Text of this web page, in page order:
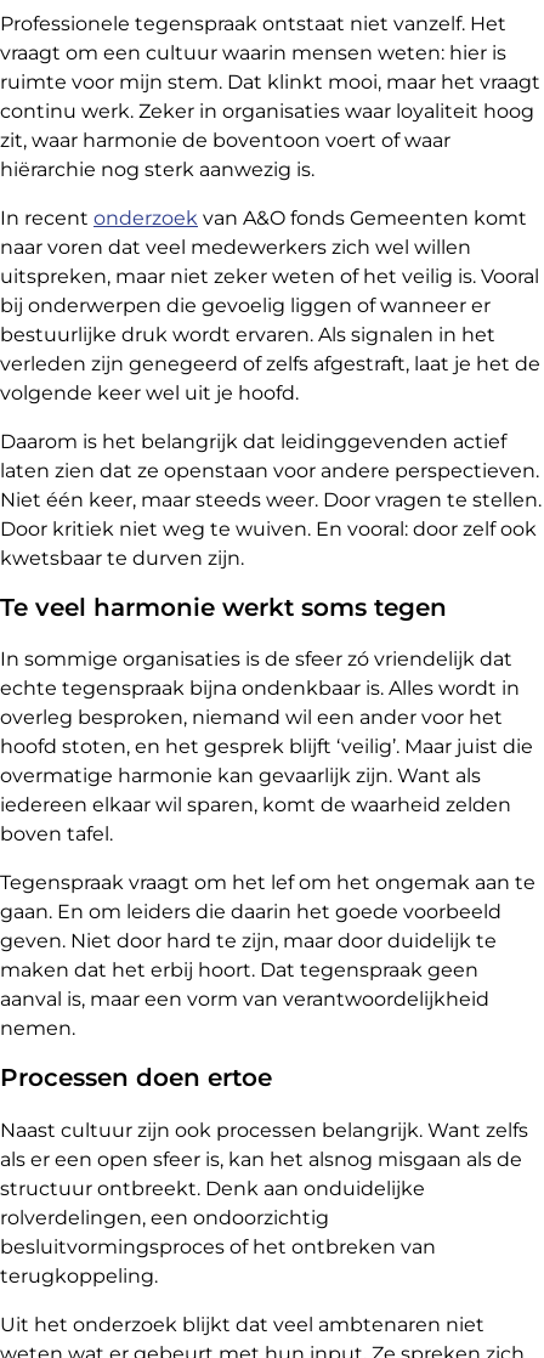
Professionele tegenspraak ontstaat niet vanzelf. Het
vraagt om een cultuur waarin mensen weten: hier is
ruimte voor mijn stem. Dat klinkt mooi, maar het vraagt
continu werk. Zeker in organisaties waar loyaliteit hoog
zit, waar harmonie de boventoon voert of waar
hiërarchie nog sterk aanwezig is.
In recent onderzoek van A&O fonds Gemeenten komt
naar voren dat veel medewerkers zich wel willen
uitspreken, maar niet zeker weten of het veilig is. Vooral
bij onderwerpen die gevoelig liggen of wanneer er
bestuurlijke druk wordt ervaren. Als signalen in het
verleden zijn genegeerd of zelfs afgestraft, laat je het de
volgende keer wel uit je hoofd.
Daarom is het belangrijk dat leidinggevenden actief
laten zien dat ze openstaan voor andere perspectieven.
Niet één keer, maar steeds weer. Door vragen te stellen.
Door kritiek niet weg te wuiven. En vooral: door zelf ook
kwetsbaar te durven zijn.
Te veel harmonie werkt soms tegen
In sommige organisaties is de sfeer zó vriendelijk dat
echte tegenspraak bijna ondenkbaar is. Alles wordt in
overleg besproken, niemand wil een ander voor het
hoofd stoten, en het gesprek blijft ‘veilig’. Maar juist die
overmatige harmonie kan gevaarlijk zijn. Want als
iedereen elkaar wil sparen, komt de waarheid zelden
boven tafel.
Tegenspraak vraagt om het lef om het ongemak aan te
gaan. En om leiders die daarin het goede voorbeeld
geven. Niet door hard te zijn, maar door duidelijk te
maken dat het erbij hoort. Dat tegenspraak geen
aanval is, maar een vorm van verantwoordelijkheid
nemen.
Processen doen ertoe
Naast cultuur zijn ook processen belangrijk. Want zelfs
als er een open sfeer is, kan het alsnog misgaan als de
structuur ontbreekt. Denk aan onduidelijke
rolverdelingen, een ondoorzichtig
besluitvormingsproces of het ontbreken van
terugkoppeling.
Uit het onderzoek blijkt dat veel ambtenaren niet
weten wat er gebeurt met hun input. Ze spreken zich